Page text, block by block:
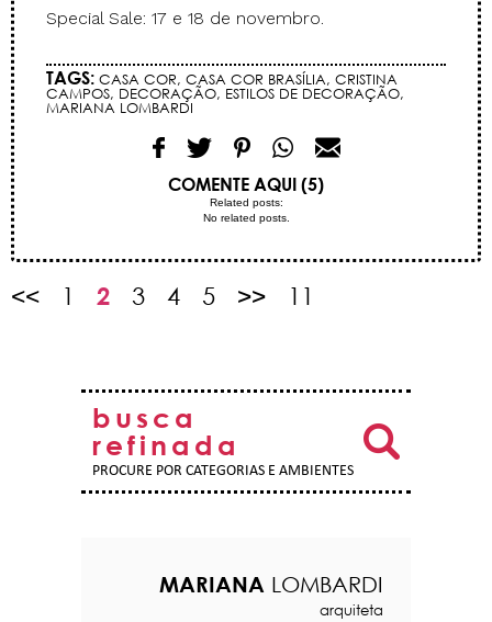
Special Sale: 17 e 18 de novembro.
TAGS: CASA COR, CASA COR BRASÍLIA, CRISTINA
CAMPOS, DECORAÇÃO, ESTILOS DE DECORAÇÃO,
MARIANA LOMBARDI
COMENTE AQUI (5)
Related posts:
No related posts.
<< 1 2 3 4 5 >> 11
busca
refinada
PROCURE POR CATEGORIAS E AMBIENTES
MARIANA LOMBARDI
arquiteta